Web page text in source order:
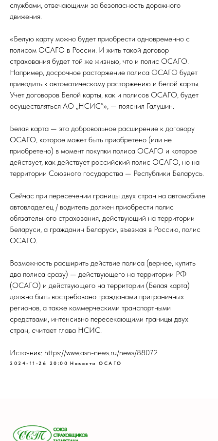
службами, отвечающими за безопасность дорожного
движения.
«Белую карту можно будет приобрести одновременно с
полисом ОСАГО в России. И жить такой договор
страхования будет той же жизнью, что и полис ОСАГО.
Например, досрочное расторжение полиса ОСАГО будет
приводить к автоматическому расторжению и белой карты.
Учет договоров Белой карты, как и полисов ОСАГО, будет
осуществляться АО „НСИС“», — пояснил Галушин.
Белая карта — это добровольное расширение к договору
ОСАГО, которое может быть приобретено (или не
приобретено) в момент покупки полиса ОСАГО и которое
действует, как действует российский полис ОСАГО, но на
территории Союзного государства — Республики Беларусь.
Сейчас при пересечении границы двух стран на автомобиле
автовладелец / водитель должен приобрести полис
обязательного страхования, действующий на территории
Беларуси, а гражданин Беларуси, въезжая в Россию, полис
ОСАГО.
Возможность расширить действие полиса (вернее, купить
два полиса сразу) — действующего на территории РФ
(ОСАГО) и действующего на территории (Белая карта)
должно быть востребовано гражданами приграничных
регионов, а также коммерческими транспортными
средствами, интенсивно пересекающими границы двух
стран, считает глава НСИС.
Источник: https://www.asn-news.ru/news/88072
2024-11-26 20:00 Новости ОСАГО